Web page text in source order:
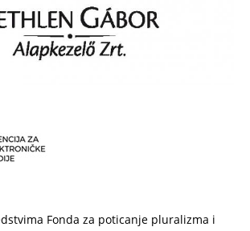
Fonda za poticanje pluralizma i